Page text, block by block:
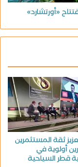
«أورتشارد»
ثقة المستثمرين
أولوية في
قطر السياحية